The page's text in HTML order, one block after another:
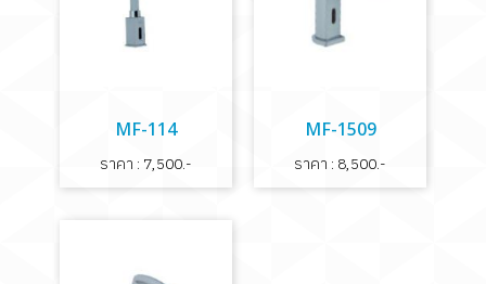
MF-114
ราคา : 7,500.-
MF-1509
ราคา : 8,500.-